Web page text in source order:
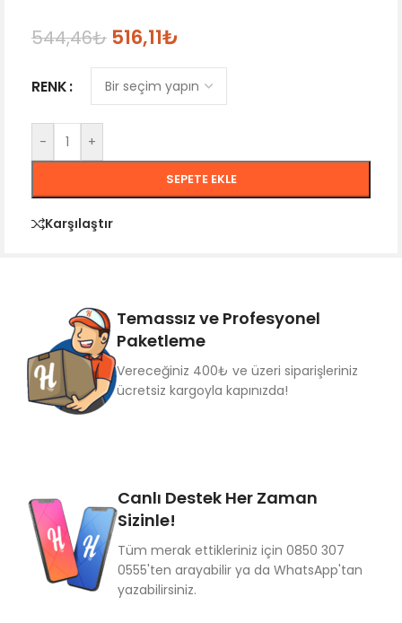
544,46₺ 516,11₺
RENK
- +
SEPETE EKLE
Karşılaştır
Temassız ve Profesyonel
Paketleme
Vereceğiniz 400₺ ve üzeri siparişleriniz
ücretsiz kargoyla kapınızda!
Canlı Destek Her Zaman
Sizinle!
Tüm merak ettikleriniz için 0850 307
0555'ten arayabilir ya da WhatsApp'tan
yazabilirsiniz.